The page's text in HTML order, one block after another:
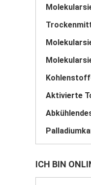
Aktivierte
ICH BIN